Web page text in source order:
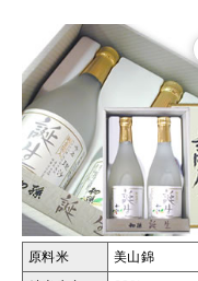
原料米 美山錦